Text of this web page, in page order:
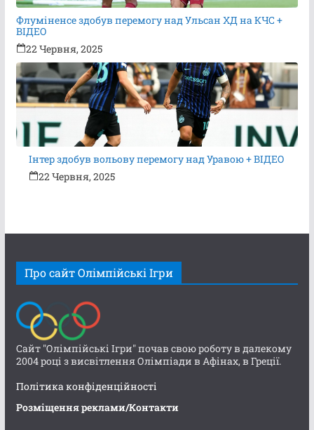
Флуміненсе здобув перемогу над Ульсан ХД на КЧС +
ВІДЕО
22 Червня, 2025
Інтер здобув вольову перемогу над Уравою + ВІДЕО
22 Червня, 2025
Про сайт Олімпійські Ігри
Сайт "Олімпійські Ігри" почав свою роботу в далекому
2004 році з висвітлення Олімпіади в Афінах, в Греції.
Політика конфіденційності
Розміщення реклами/Контакти